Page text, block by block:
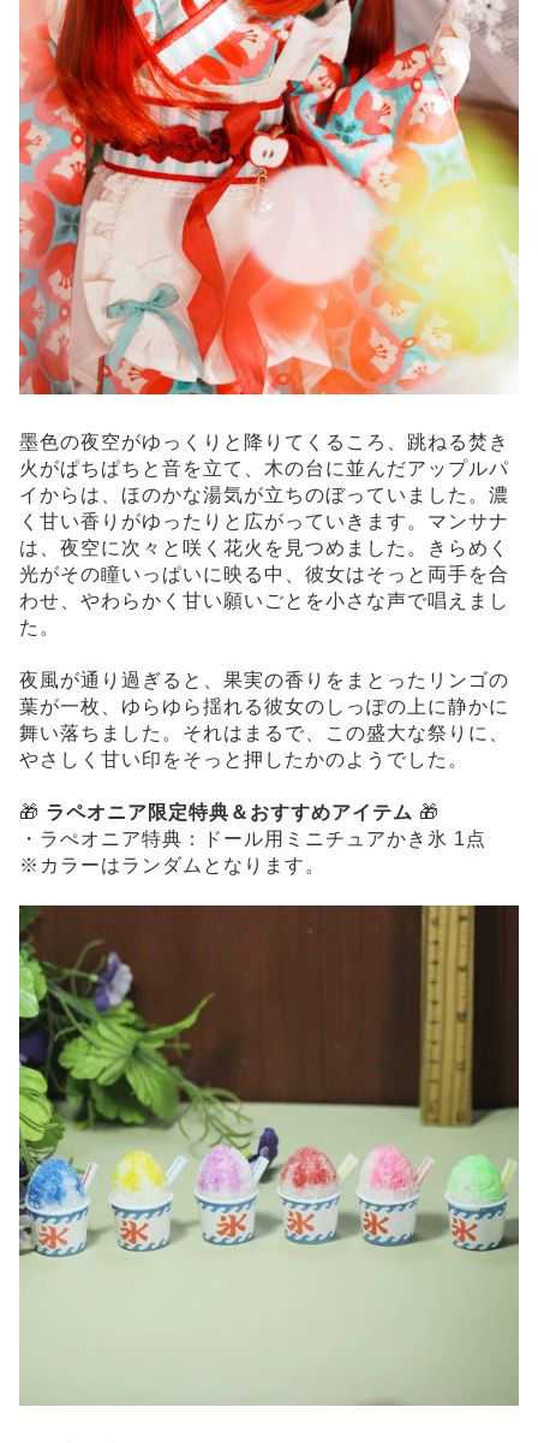
墨色の夜空がゆっくりと降りてくるころ、跳ねる焚き
火がぱちぱちと音を立て、木の台に並んだアップルパ
イからは、ほのかな湯気が立ちのぼっていました。濃
く甘い香りがゆったりと広がっていきます。マンサナ
は、夜空に次々と咲く花火を見つめました。きらめく
光がその瞳いっぱいに映る中、彼女はそっと両手を合
わせ、やわらかく甘い願いごとを小さな声で唱えまし
た。
夜風が通り過ぎると、果実の香りをまとったリンゴの
葉が一枚、ゆらゆら揺れる彼女のしっぽの上に静かに
舞い落ちました。それはまるで、この盛大な祭りに、
やさしく甘い印をそっと押したかのようでした。
🎁 ラペオニア限定特典＆おすすめアイテム 🎁
・ラぺオニア特典：ドール用ミニチュアかき氷 1点
※カラーはランダムとなります。